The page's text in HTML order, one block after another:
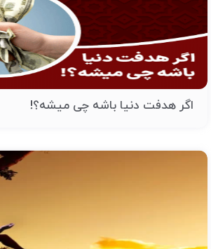
اگر هدفت دنیا باشه چی میشه؟!